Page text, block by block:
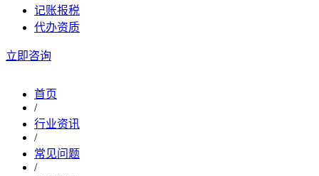
记账报税
代办资质
立即咨询
首页
/
行业资讯
/
常见问题
/